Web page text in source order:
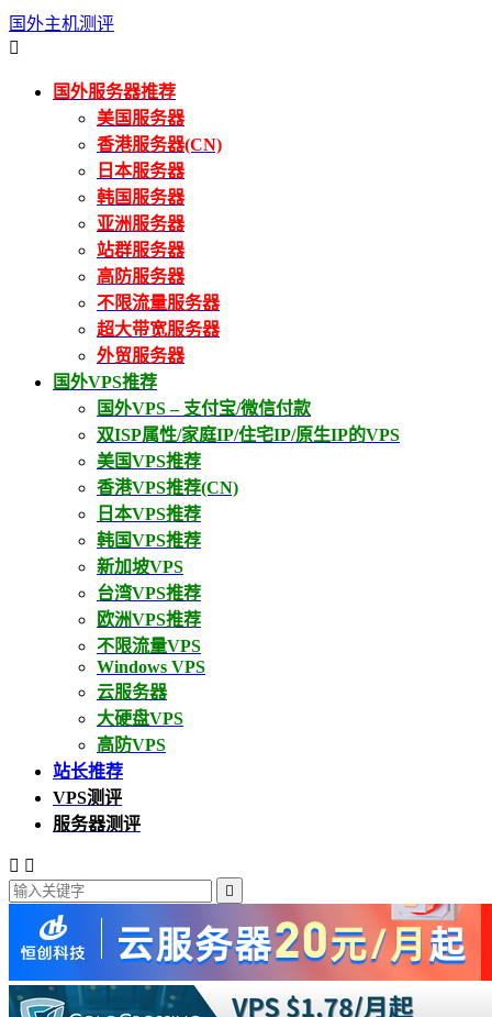
国外主机测评

国外服务器推荐
美国服务器
香港服务器(CN)
日本服务器
韩国服务器
亚洲服务器
站群服务器
高防服务器
不限流量服务器
超大带宽服务器
外贸服务器
国外VPS推荐
国外VPS – 支付宝/微信付款
双ISP属性/家庭IP/住宅IP/原生IP的VPS
美国VPS推荐
香港VPS推荐(CN)
日本VPS推荐
韩国VPS推荐
新加坡VPS
台湾VPS推荐
欧洲VPS推荐
不限流量VPS
Windows VPS
云服务器
大硬盘VPS
高防VPS
站长推荐
VPS测评
服务器测评
 
